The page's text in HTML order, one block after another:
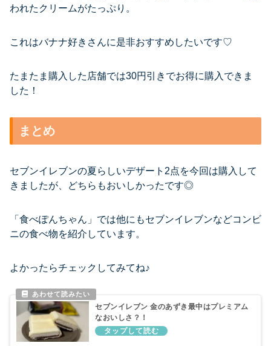
われたクリームがたっぷり。
これはバナナ好きさんに是非おすすめしたいです♡
たまたま購入した店舗では30円引きでお得に購入できま
した！
まとめ
セブンイレブンの夏らしいデザート2点を今回は購入して
きましたが、どちらもおいしかったです◎
「食べぽんちゃん」では他にもセブンイレブンなどコンビ
ニの食べ物を紹介しています。
よかったらチェックしてみてね♪
セブンイレブン 金のあずき最中はプレミアム
なおいしさ？！